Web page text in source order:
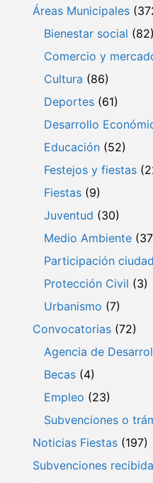
Áreas Municipales
Bienestar social (82)
Comercio y
Cultura (86)
Deportes (61)
Desarrollo
Educación (52)
Festejos y fiestas
Fiestas (9)
Juventud (30)
Medio Ambiente
Participación
Protección Civil (3)
Urbanismo (7)
Convocatorias (72)
Agencia de
Becas (4)
Empleo (23)
Subvenciones o
Noticias Fiestas (197)
Subvenciones